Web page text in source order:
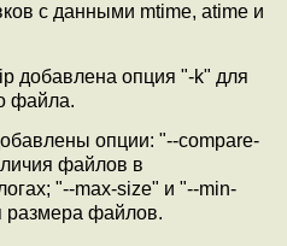
с данными mtime, atime и
добавлена опция "-k" для
файла.
опции: "--compare-
файлов в
"--max-size" и "--min-
размера файлов.